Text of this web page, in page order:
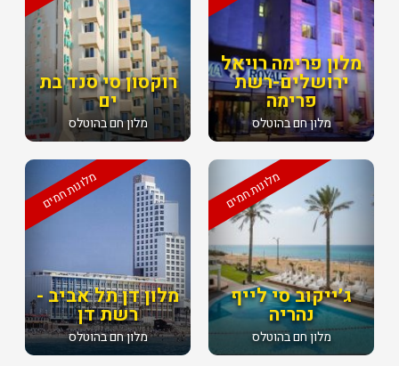
רוקסון סי סנד בת
ים
מלון חם בהוטלס
מלון פרימה רויאל
ירושלים-רשת
פרימה
מלון חם בהוטלס
מלונות חמים
מלון דן תל אביב -
רשת דן
מלון חם בהוטלס
מלונות חמים
ג׳ייקוב סי לייף
נהריה
מלון חם בהוטלס